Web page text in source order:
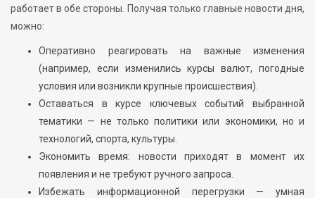
работает в обе стороны. Получая только главные новости дня,
можно:
Оперативно реагировать на важные изменения
(например, если изменились курсы валют, погодные
условия или возникли крупные происшествия).
Оставаться в курсе ключевых событий выбранной
тематики — не только политики или экономики, но и
технологий, спорта, культуры.
Экономить время: новости приходят в момент их
появления и не требуют ручного запроса.
Избежать информационной перегрузки — умная